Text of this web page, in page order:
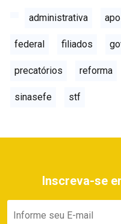
administrativa
federal filiados
precatórios reforma
sinasefe stf
Inscreva-se